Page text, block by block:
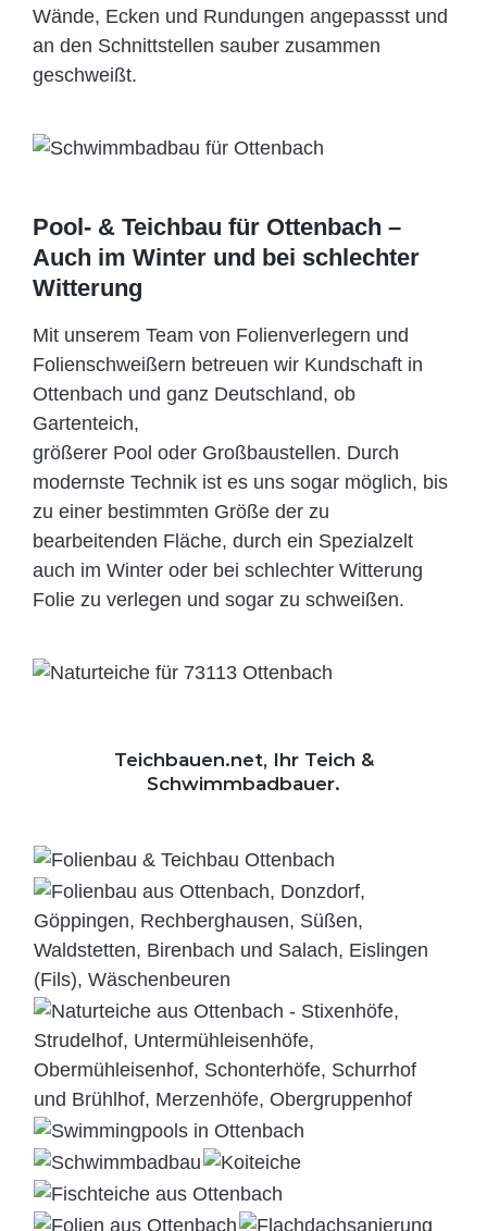
Wände, Ecken und Rundungen angepassst und
an den Schnittstellen sauber zusammen
geschweißt.
Pool- & Teichbau für Ottenbach –
Auch im Winter und bei schlechter
Witterung
Mit unserem Team von Folienverlegern und
Folien­schweißern betreuen wir Kundschaft in
Ottenbach und ganz Deutschland, ob
Gartenteich,
größerer Pool oder Großbaustellen. Durch
modernste Technik ist es uns sogar möglich, bis
zu einer bestimmten Größe der zu
bearbeitenden Fläche, durch ein Spezi­alzelt
auch im Winter oder bei schlechter Witterung
Folie zu verlegen und sogar zu schweißen.
Teichbauen.net, Ihr Teich &
Schwimmbadbauer.